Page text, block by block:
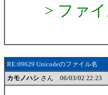
> ファ
RE:09629 Unicodeのファイル名
カモノハシ さん 06/03/02 22:23